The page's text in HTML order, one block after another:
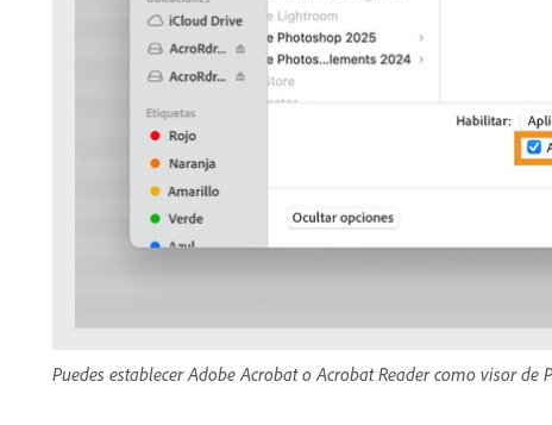
Puedes establecer Adobe Acrobat o Acrobat Reader como visor de